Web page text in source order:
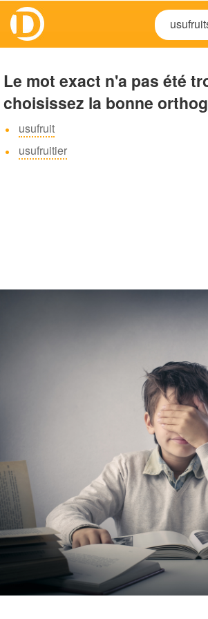
Le mot exact n'a pas été
choisissez la bonne
usufruit
usufruitier